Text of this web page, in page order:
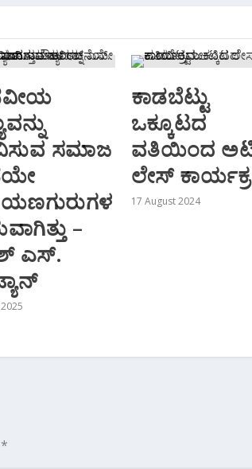
ಸಮಾಜ
–
ಎಸ್.
ಕಾಡಬೆಟ್ಟು
ಒಕ್ಕೂಟದ
ವತಿಯಿಂದ
ಲೇಸ್
17 August 2024
*